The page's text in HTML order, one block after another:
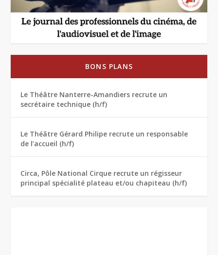
BONS PLANS
Le Théâtre Nanterre-Amandiers recrute un
secrétaire technique (h/f)
Le Théâtre Gérard Philipe recrute un responsable
de l’accueil (h/f)
Circa, Pôle National Cirque recrute un régisseur
principal spécialité plateau et/ou chapiteau (h/f)